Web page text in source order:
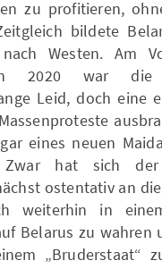
zu profitieren,
bildete
Westen. Am
2020 war die
Leid, doch eine
eines neuen
Zwar hat sich
ostentativ an
weiterhin in
Belarus zu wahren
„Bruderstaat“